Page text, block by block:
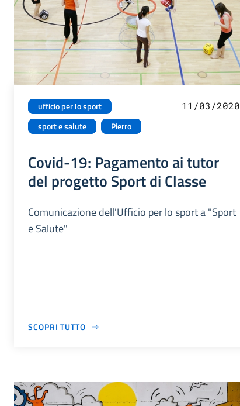
ufficio per lo sport
sport e salute
Pierro
11/03/2020
Covid-19: Pagamento ai tutor
del progetto Sport di Classe
Comunicazione dell'Ufficio per lo sport a "Sport
e Salute"
SCOPRI TUTTO